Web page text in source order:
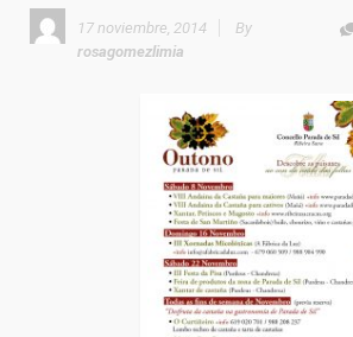
17 noviembre, 2014
By
rosagomezlimia